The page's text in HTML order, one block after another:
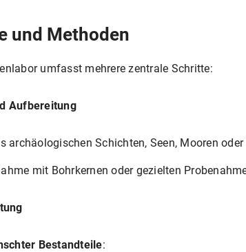
und Methoden
umfasst mehrere zentrale Schritte:
Aufbereitung
archäologischen Schichten, Seen, Mooren oder
mit Bohrkernen oder gezielten
Bestandteile: